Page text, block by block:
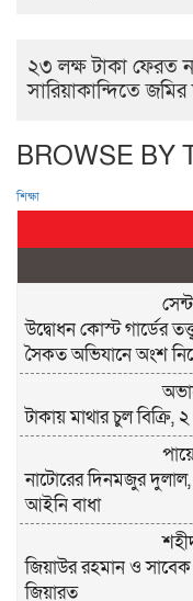
২৩ লক্ষ টাকা ফেরত
সারিয়াকান্দিতে
BROWSE BY
শিক্ষা
উদ্বোধন কোস্ট গার্ডের
সৈকত অভিযানে অংশ
টাকায় মাথার চুল বিক্রি,
নাটোরের দিনমজুর দুলাল,
আইনি বাধা
জিয়াউর রহমান ও সাবেক
জিয়ারত